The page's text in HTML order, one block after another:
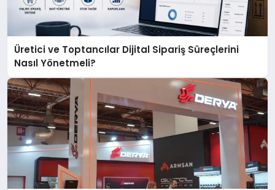
Üretici ve Toptancılar Dijital Sipariş Süreçlerini
Nasıl Yönetmeli?